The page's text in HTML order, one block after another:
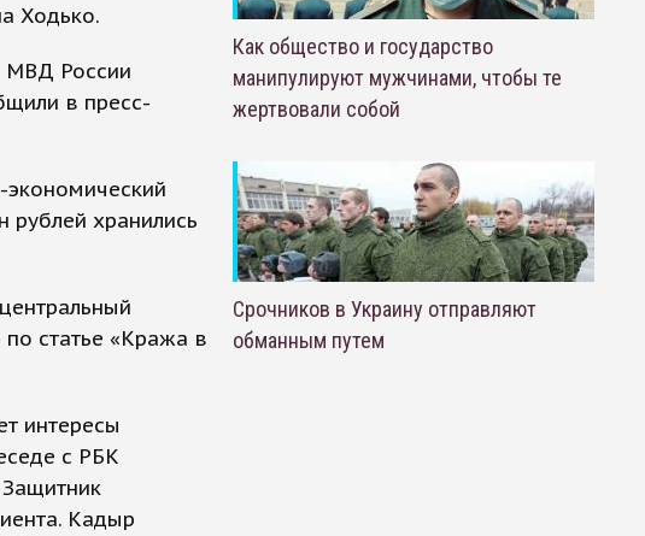
Ходько.
МВД России
в пресс-
рублей хранились
статье «Кража в
интересы
с РБК
Кадыр
Как общество и государство
манипулируют мужчинами, чтобы те
жертвовали собой
Срочников в Украину отправляют
обманным путем